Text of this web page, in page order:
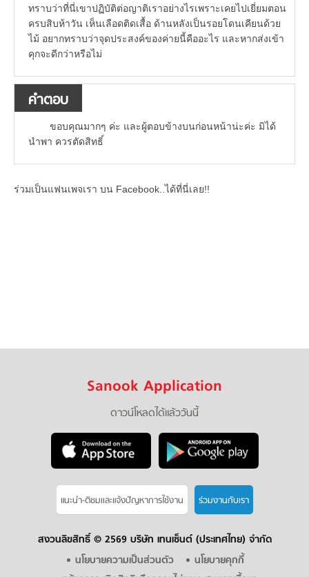
ทราบว่าที่นี่เขาปฏิบัติต่อญาติเราอย่างไรเพราะเคยไปเยี่ยมตอน
ครบสิบห้าวัน เห็นเลือดติดเสื้อ ด้านหลังเป็นรอยโดนเคียนด้วย
ไม้ อยากทราบว่าจุดประสงค์ของค่ายนี้คืออะไร และหากส่งเข้า
คุกจะดีกว่าหรือไม่
คำตอบ
ขอบคุณมากๆ ค่ะ และผู้ตอบข้างบนก่อนหน้าน่ะค่ะ มิได้
นำพา ควรตัดสิทธิ์
ร่วมเป็นแฟนเพจเรา บน Facebook..ได้ที่นี่เลย!!
Sanook Application
ดาวน์โหลดได้แล้ววันนี้
แนะนำ-ติชมเเละแจ้งปัญหาการใช้งาน ร่วมงานกับเรา
สงวนลิขสิทธิ์ © 2569 บริษัท เทนเซ็นต์ (ประเทศไทย) จำกัด
นโยบายความเป็นส่วนตัว
นโยบายคุกกี้